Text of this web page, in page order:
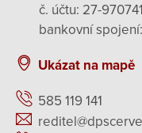
č. účtu: 27-
bankovní
Ukázat na mapě
585 119 141